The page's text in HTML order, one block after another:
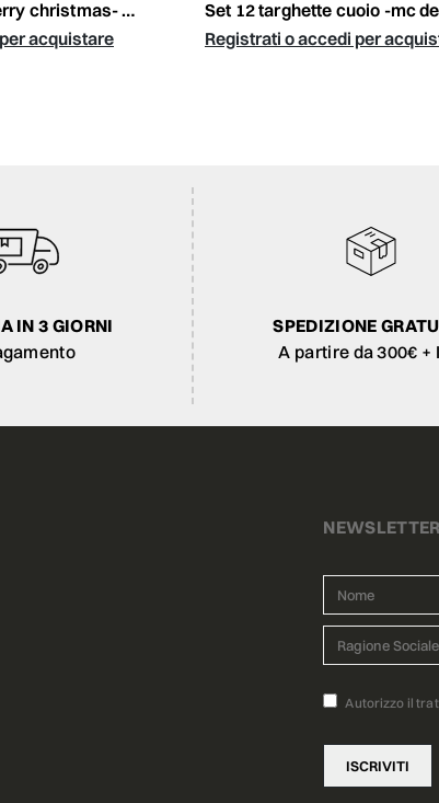
panna/oro
acquistare
set 12 targhette cuoio -mc deluxe-
Registrati o accedi per
IN 3 GIORNI
SPEDIZIONE
A partire da 300€ +
NEWSLETTER
Autorizzo il